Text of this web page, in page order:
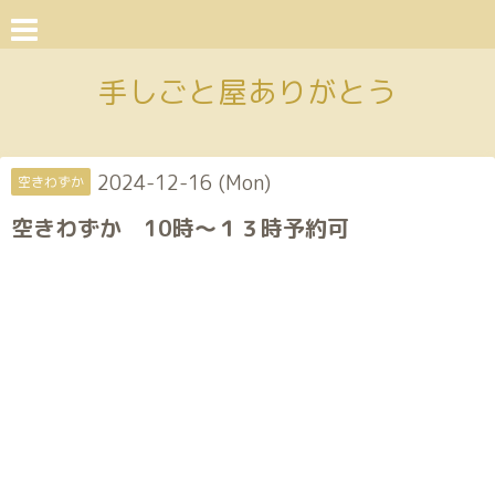
手しごと屋ありがとう
空きわずか 2024-12-16 (Mon)
空きわずか 10時〜１３時予約可